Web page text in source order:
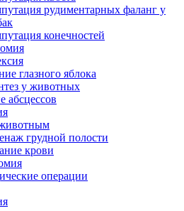
рудиментарных фаланг у
конечностей
глазного яблока
у животных
абсцессов
грудной полости
крови
операции